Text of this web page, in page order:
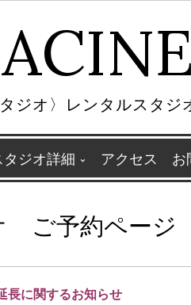
タジオ〉レンタルスタ
タジオ詳細 アクセス お
ご予約ページ
に関するお知らせ